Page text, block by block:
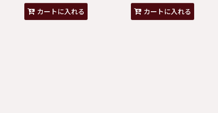
カートに入れる カートに入れる